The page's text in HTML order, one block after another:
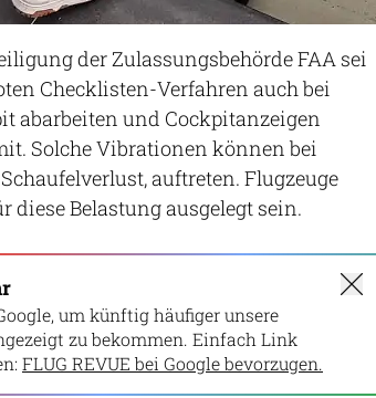
der Zulassungsbehörde FAA sei
Checklisten-Verfahren auch bei
abarbeiten und Cockpitanzeigen
Solche Vibrationen können bei
auftreten. Flugzeuge
Belastung ausgelegt sein.
um künftig häufiger unsere
zu bekommen. Einfach Link
FLUG REVUE bei Google bevorzugen.